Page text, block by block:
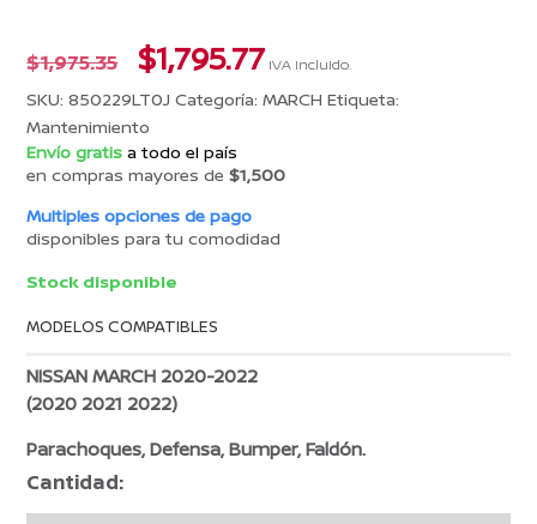
$1,975.35 El
precio
original
era:
$1,975.35.
$1,795.77El
precio
actual
$1,795.77.
IVA incluido.
SKU:850229LT0J Categoría:MARCH Etiqueta:
Mantenimiento
Envío gratis a todo el país
en compras mayores de$1,500
Multiples opciones de pago
disponibles para tu comodidad
Stock disponible
MODELOS COMPATIBLES
NISSAN MARCH 2020-2022
(2020 2021 2022)
Parachoques, Defensa, Bumper, Faldón.
Cantidad: